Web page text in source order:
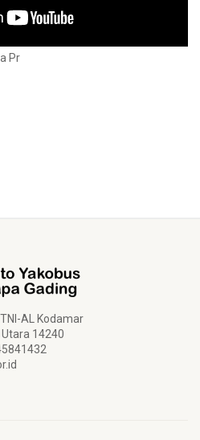
Pr
AL Kodamar
14240